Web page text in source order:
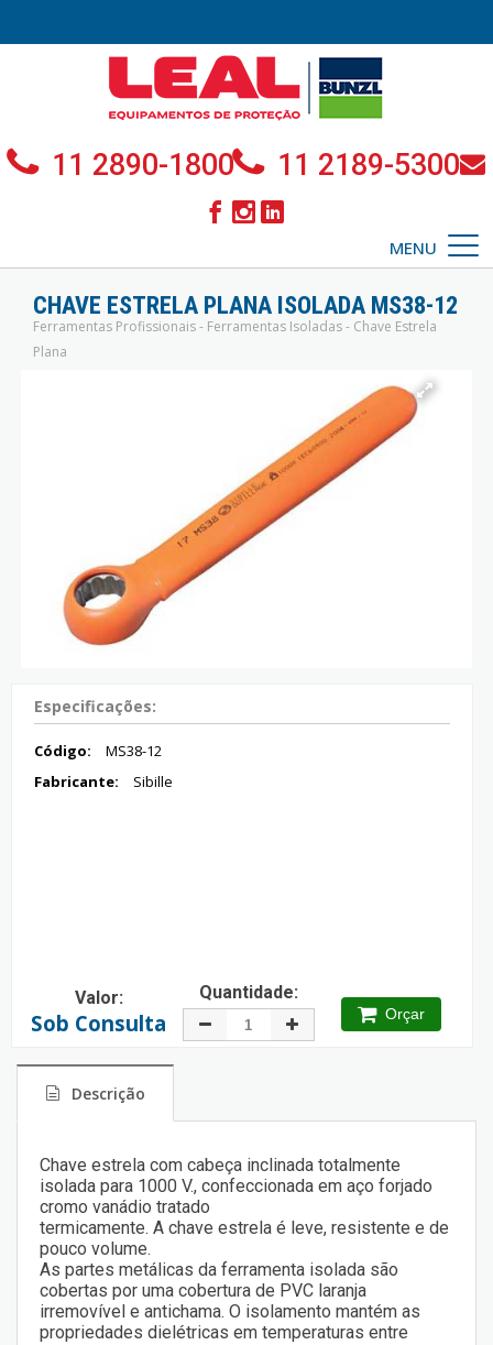
11 2890-1800 11 2189-5300
MENU
CHAVE ESTRELA PLANA ISOLADA MS38-12
Ferramentas Profissionais - Ferramentas Isoladas - Chave Estrela
Plana
Especificações:
Código:
MS38-12
Fabricante:
Sibille
Valor:
Sob Consulta
Quantidade:
Orçar
Descrição
Chave estrela com cabeça inclinada totalmente
isolada para 1000 V., confeccionada em aço forjado
cromo vanádio tratado
termicamente. A chave estrela é leve, resistente e de
pouco volume.
As partes metálicas da ferramenta isolada são
cobertas por uma cobertura de PVC laranja
irremovível e antichama. O isolamento mantém as
propriedades dielétricas em temperaturas entre